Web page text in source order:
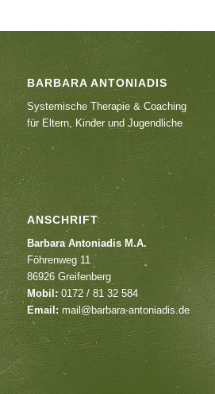
BARBARA ANTONIADIS
Systemische Therapie & Coaching
für Eltern, Kinder und Jugendliche
ANSCHRIFT
Barbara Antoniadis M.A.
Föhrenweg 11
86926 Greifenberg
Mobil:0172 / 81 32 584
Email:mail@barbara-antoniadis.de